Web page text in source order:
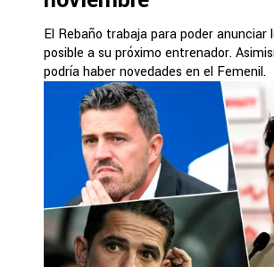
El Rebaño trabaja para poder anunciar
posible a su próximo entrenador.
podría haber novedades en el Femenil.